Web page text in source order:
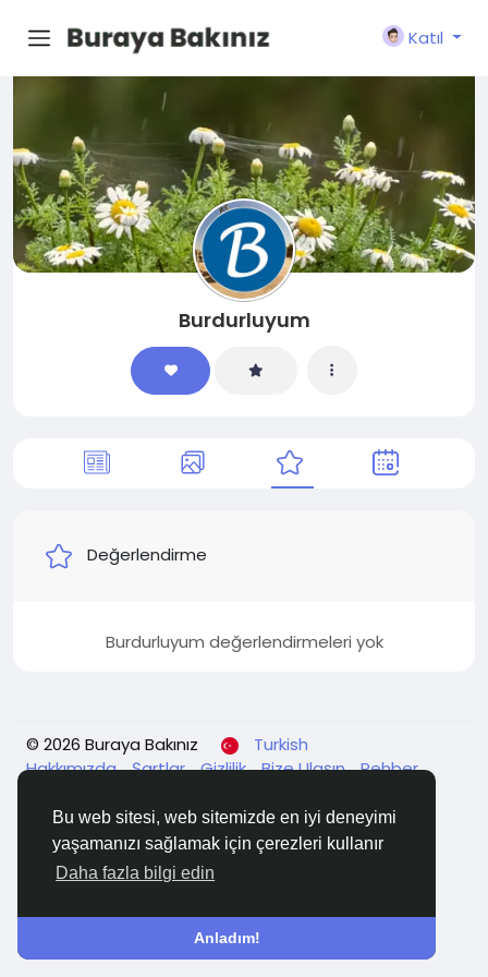
Bu web sitesi, web sitemizde en iyi deneyimi
yaşamanızı sağlamak için çerezleri kullanır
Daha fazla bilgi edin
Anladım!
Katıl
Burdurluyum
Değerlendirme
Burdurluyum değerlendirmeleri yok
© 2026 Buraya Bakınız
Turkish
Hakkımızda Şartlar Gizlilik Bize Ulaşın Rehber